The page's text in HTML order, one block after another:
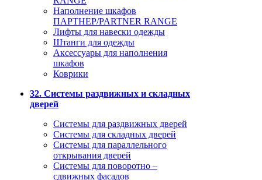
Наполнение шкафов
ПАРТНЕР/PARTNER RANGE
Лифты для навески одежды
Штанги для одежды
Аксессуары для наполнения
шкафов
Коврики
32. Системы раздвижных и складных
дверей
Системы для раздвижных дверей
Системы для складных дверей
Системы для параллельного
открывания дверей
Системы для поворотно –
сдвижных фасадов